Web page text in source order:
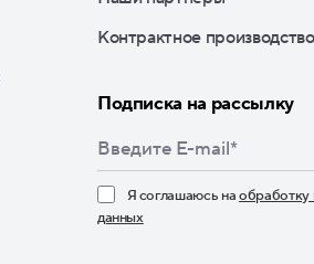
Контрактное производство
Подписка на рассылку
Я соглашаюсь наобработку
данных
Нажимая кнопку